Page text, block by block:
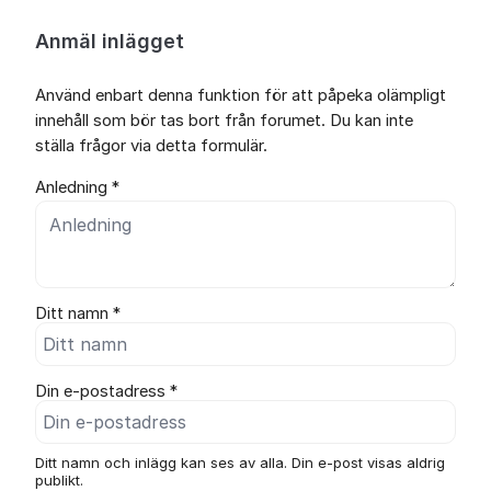
Anmäl inlägget
Använd enbart denna funktion för att påpeka olämpligt
innehåll som bör tas bort från forumet. Du kan inte
ställa frågor via detta formulär.
Anledning *
Ditt namn *
Din e-postadress *
Ditt namn och inlägg kan ses av alla. Din e-post visas aldrig
publikt.